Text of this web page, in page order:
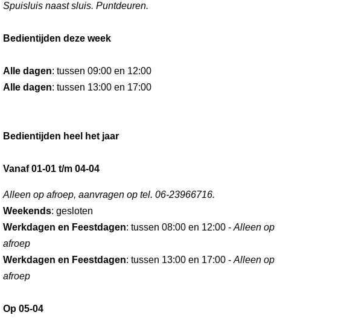
Spuisluis naast sluis. Puntdeuren.
Bedientijden deze week
Alle dagen: tussen 09:00 en 12:00
Alle dagen: tussen 13:00 en 17:00
Bedientijden heel het jaar
Vanaf 01-01 t/m 04-04
Alleen op afroep, aanvragen op tel. 06-23966716.
Weekends: gesloten
Werkdagen en Feestdagen: tussen 08:00 en 12:00 - Alleen op
afroep
Werkdagen en Feestdagen: tussen 13:00 en 17:00 - Alleen op
afroep
Op 05-04